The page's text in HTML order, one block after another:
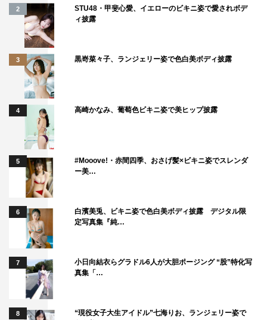
2
STU48・甲斐心愛、イエローのビキニ姿で愛されボデ
ィ披露
3 黒嵜菜々子、ランジェリー姿で色白美ボディ披露
4 高崎かなみ、葡萄色ビキニ姿で美ヒップ披露
5
#Mooove!・赤間四季、おさげ髪×ビキニ姿でスレンダ
ー美…
6
白濱美兎、ビキニ姿で色白美ボディ披露 デジタル限
定写真集『純…
7
小日向結衣らグラドル6人が大胆ポージング “股”特化写
真集「…
8
“現役女子大生アイドル”七海りお、ランジェリー姿で